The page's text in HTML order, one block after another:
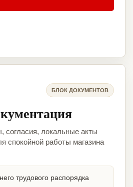
БЛОК ДОКУМЕНТОВ
согласия, локальные акты
спокойной работы магазина
трудового распорядка